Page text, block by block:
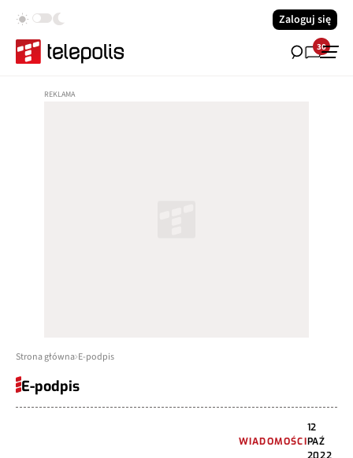
Zaloguj się
30
Strona główna E-podpis
E-podpis
WIADOMOŚCI
12
PAŹ